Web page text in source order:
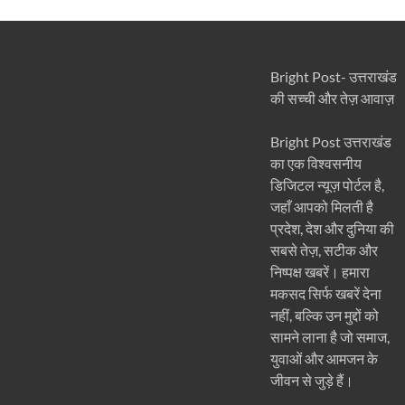
Bright Post- उत्तराखंड
की सच्ची और तेज़ आवाज़
Bright Post उत्तराखंड
का एक विश्वसनीय
डिजिटल न्यूज़ पोर्टल है,
जहाँ आपको मिलती है
प्रदेश, देश और दुनिया की
सबसे तेज़, सटीक और
निष्पक्ष खबरें। हमारा
मकसद सिर्फ खबरें देना
नहीं, बल्कि उन मुद्दों को
सामने लाना है जो समाज,
युवाओं और आमजन के
जीवन से जुड़े हैं।